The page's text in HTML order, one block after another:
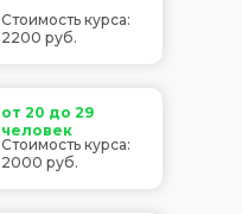
от 20 до 29
человек
Стоимость курса:
2200 руб.
Стоимость курса:
2000 руб.